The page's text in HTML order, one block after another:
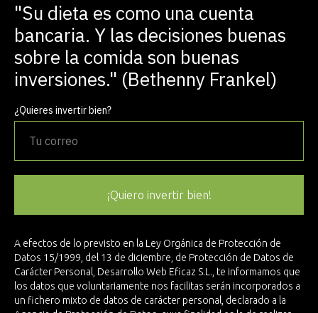
"Su dieta es como una cuenta
bancaria. Y las decisiones buenas
sobre la comida son buenas
inversiones." (Bethenny Frankel)
¿Quieres invertir bien?
¡Quiero invertir bien!
A efectos de lo previsto en la Ley Orgánica de Protección de
Datos 15/1999, del 13 de diciembre, de Protección de Datos de
Carácter Personal, Desarrollo Web Eficaz S.L., te informamos que
los datos que voluntariamente nos facilitas serán incorporados a
un fichero mixto de datos de carácter personal, declarado a la